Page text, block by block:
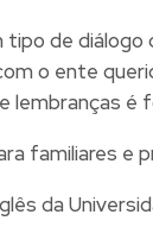
de
o ente
familiares
da